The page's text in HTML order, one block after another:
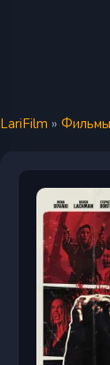
LariFilm »